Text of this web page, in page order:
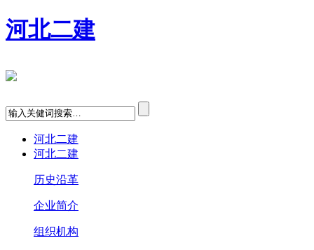
河北二建
河北二建
河北二建
历史沿革
企业简介
组织机构